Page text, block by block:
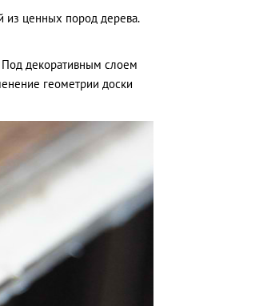
из ценных пород дерева.
Под декоративным слоем
геометрии доски